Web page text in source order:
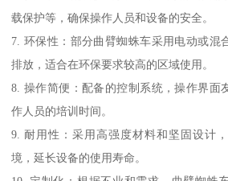
载保护等，确保操作人员和设备的安全。
7. 环保性：部分曲臂蜘蛛车采用电动或混
排放，适合在环保要求较高的区域使用。
8. 操作简便：配备的控制系统，操作界面
作人员的培训时间。
9. 耐用性：采用高强度材料和坚固设计
境，延长设备的使用寿命。